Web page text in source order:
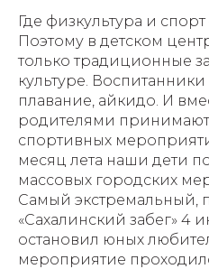
Где физкультура и
Поэтому в детском
только традиционные
культуре.
плавание, айкидо. И
родителями принимают
спортивных
месяц лета наши дети
массовых городских
Самый экстремальный,
«Сахалинский забег» 4
остановил юных
мероприятие